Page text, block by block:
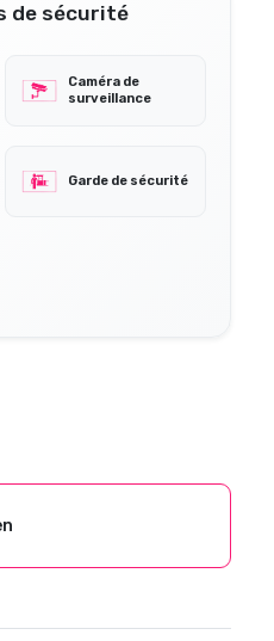
de sécurité
Caméra de
surveillance
Garde de sécurité